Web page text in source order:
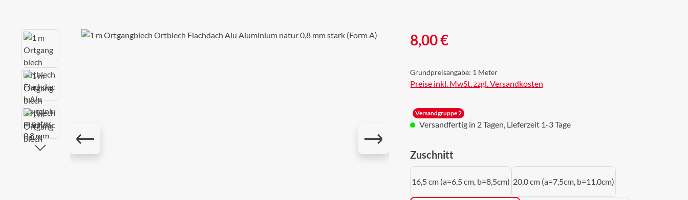
Bildergalerie überspringen Regulärer Preis:
8,00 €
Grundpreisangabe: 1 Meter
Preise inkl. MwSt. zzgl. Versandkosten
Versandgruppe 2
Versandfertig in 2 Tagen, Lieferzeit 1-3 Tage
Zuschnittauswählen
16,5 cm (a=6,5 cm, b=8,5cm) 20,0 cm (a=7,5cm, b=11,0cm)